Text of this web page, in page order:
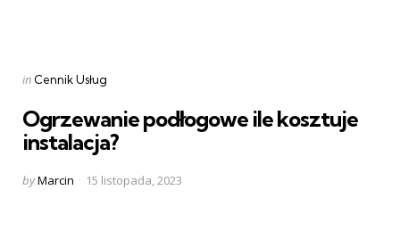
Categories
Posted
in Cennik Usług
Ogrzewanie podłogowe ile kosztuje
instalacja?
Posted
byMarcin 15 listopada, 2023